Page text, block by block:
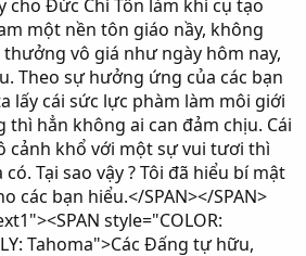
cho Ðức Chí Tôn làm khí cụ tạo
một nền tôn giáo nầy, không
vô giá như ngày hôm nay,
Theo sự hưởng ứng của các bạn
lấy cái sức lực phàm làm môi giới
thì hẳn không ai can đảm chịu. Cái
cảnh khổ với một sự vui tươi thì
Tại sao vậy ? Tôi đã hiểu bí mật
các bạn hiểu.</SPAN></SPAN>
style="COLOR:
Tahoma">Các Ðấng tự hữu,